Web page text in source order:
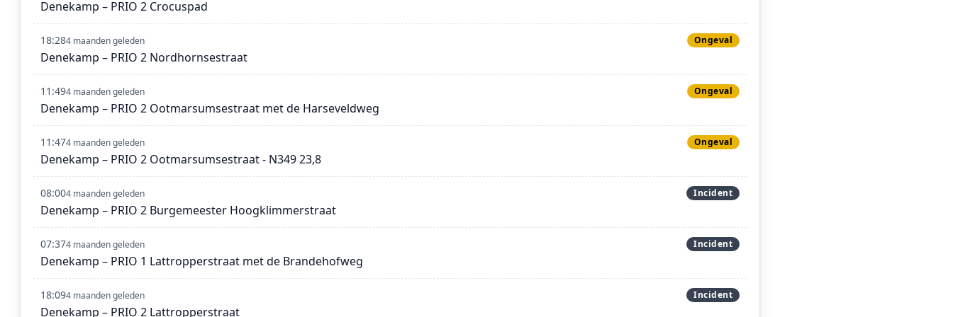
Denekamp – PRIO 2 Crocuspad
18:284 maanden geleden Ongeval
Denekamp – PRIO 2 Nordhornsestraat
11:494 maanden geleden Ongeval
Denekamp – PRIO 2 Ootmarsumsestraat met de Harseveldweg
11:474 maanden geleden Ongeval
Denekamp – PRIO 2 Ootmarsumsestraat - N349 23,8
08:004 maanden geleden Incident
Denekamp – PRIO 2 Burgemeester Hoogklimmerstraat
07:374 maanden geleden Incident
Denekamp – PRIO 1 Lattropperstraat met de Brandehofweg
18:094 maanden geleden Incident
Denekamp – PRIO 2 Lattropperstraat